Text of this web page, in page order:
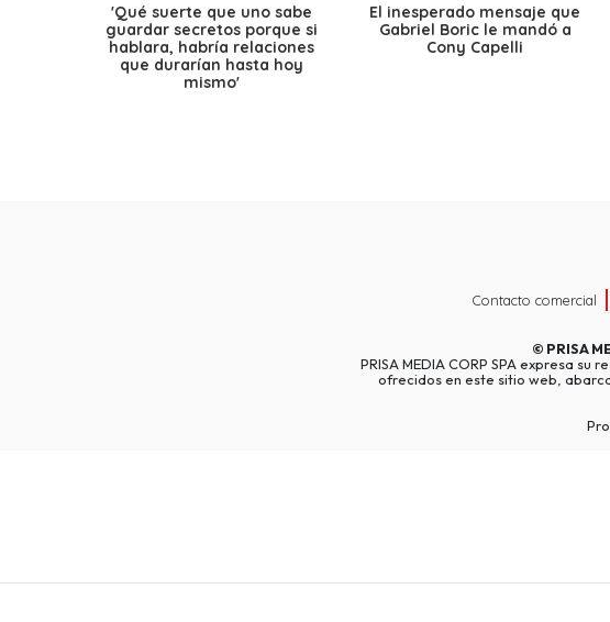
'Qué suerte que uno sabe
guardar secretos porque si
hablara, habría relaciones
que durarían hasta hoy
mismo'
El inesperado mensaje que
Gabriel Boric le mandó a
Cony Capelli
Contacto comercial
© PRISA
PRISA MEDIA CORP SPA expresa
ofrecidos en este sitio web,